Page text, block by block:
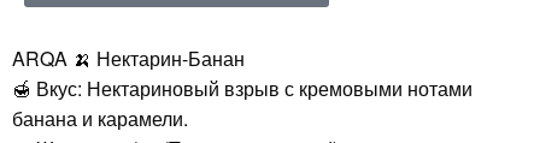
ARQA 🍌 Нектарин-Банан
🍯 Вкус: Нектариновый взрыв с кремовыми нотами
банана и карамели.